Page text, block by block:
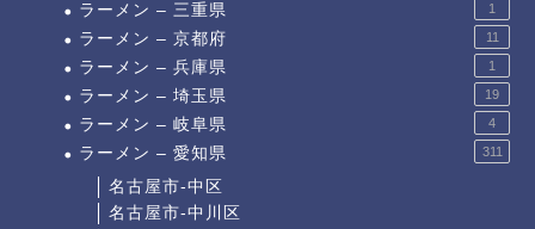
ラーメン – 三重県 1
ラーメン – 京都府 11
ラーメン – 兵庫県 1
ラーメン – 埼玉県 19
ラーメン – 岐阜県 4
ラーメン – 愛知県 311
名古屋市-中区
名古屋市-中川区